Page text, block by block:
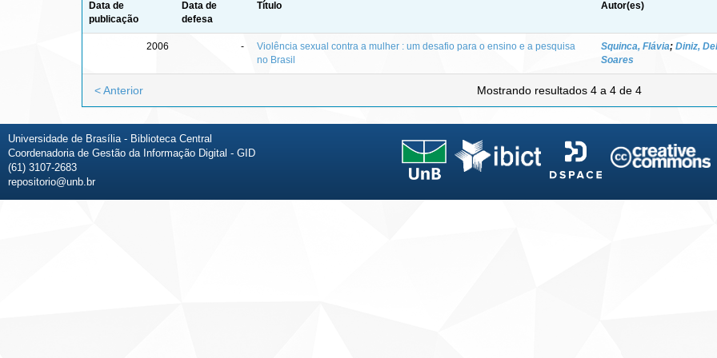
Data de
publicação
Data de
defesa
Título Autor(es)
2006 -
Violência sexual contra a mulher : um desafio para o ensino e a pesquisa
no Brasil
Squinca, Flávia; Diniz,
Soares
Mostrando resultados 4 a 4 de 4
< Anterior
Universidade de Brasília - Biblioteca Central
Coordenadoria de Gestão da Informação Digital - GID
(61) 3107-2683
repositorio@unb.br